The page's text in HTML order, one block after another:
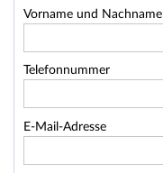
Vorname und Nachname
Telefonnummer
E-Mail-Adresse